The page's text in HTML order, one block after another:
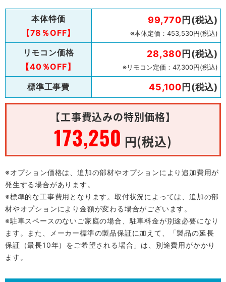
本体特価
【78％OFF】
99,770 円(税込)
※本体定価：453,530円(税込)
リモコン価格
【40％OFF】
28,380 円(税込)
※リモコン定価：47,300円(税込)
標準工事費 45,100 円(税込)
【工事費込みの特別価格】
173,250 円(税込)
※オプション価格は、追加の部材やオプションにより追加費用が
発生する場合があります。
※標準的な工事費用となります。取付状況によっては、追加の部
材やオプションにより金額が変わる場合がございます。
※駐車スペースのないご家庭の場合、駐車料金が別途必要になり
ます。また、メーカー標準の製品保証に加えて、「製品の延長
保証（最長10年）をご希望される場合」は、別途費用がかかり
ます。